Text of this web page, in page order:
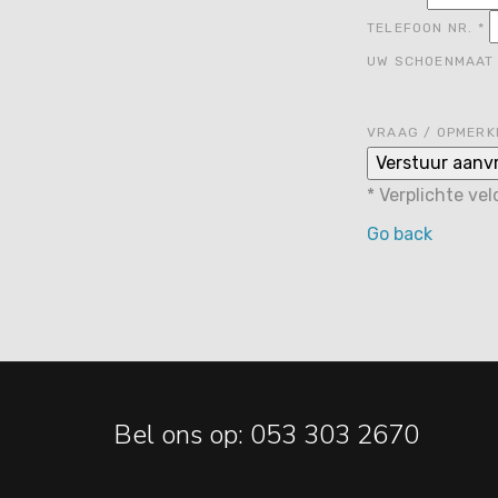
TELEFOON NR. *
UW SCHOENMAAT
VRAAG /
* Verplichte
Go back
Bel ons op: 053 303 2670